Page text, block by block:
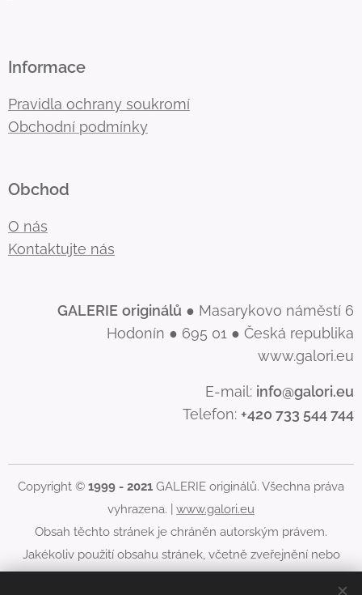
Informace
Pravidla ochrany soukromí
Obchodní podmínky
Obchod
O nás
Kontaktujte nás
GALERIE originálů ● Masarykovo náměstí 6
Hodonín ● 695 01 ● Česká republika
www.galori.eu
E-mail: info@galori.eu
Telefon: +420 733 544 744
Copyright © 1999 - 2021 GALERIE originálů. Všechna práva
vyhrazena. | www.galori.eu
Obsah těchto stránek je chráněn autorským právem.
Jakékoliv použití obsahu stránek, včetně zveřejnění nebo